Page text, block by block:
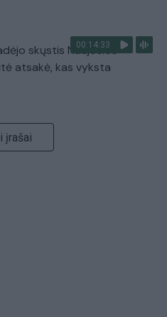
00:14:33
skųstis Naujosios
atsakė, kas vyksta
įrašai